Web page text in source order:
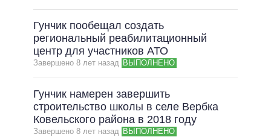
Гунчик пообещал создать
региональный реабилитационный
центр для участников АТО
Завершено 8 лет назад ВЫПОЛНЕНО
Гунчик намерен завершить
строительство школы в селе Вербка
Ковельского района в 2018 году
Завершено 8 лет назад ВЫПОЛНЕНО